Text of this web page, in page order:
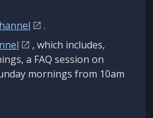
.
, which includes,
a FAQ session on
mornings from 10am